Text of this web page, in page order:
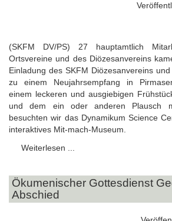
(SKFM DV/PS) 27 hauptamtlich
Ortsvereine und des Diözesanvereins
Einladung des SKFM Diözesanvereins
zu einem Neujahrsempfang in
einem leckeren und ausgiebigen
und dem ein oder anderen Plausch
besuchten wir das Dynamikum Science
interaktives Mit-mach-Museum.
Weiterlesen ...
Ökumenischer Gottesdienst
Abschied